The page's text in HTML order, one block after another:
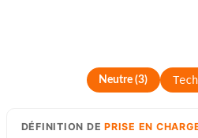
Neutre (3)
DÉFINITION DEPRISE EN